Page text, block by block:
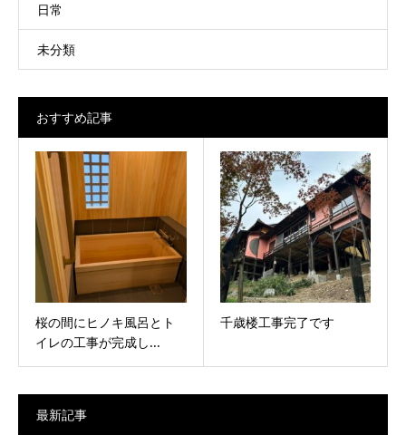
日常
未分類
おすすめ記事
桜の間にヒノキ風呂とト
イレの工事が完成し...
千歳楼工事完了です
最新記事